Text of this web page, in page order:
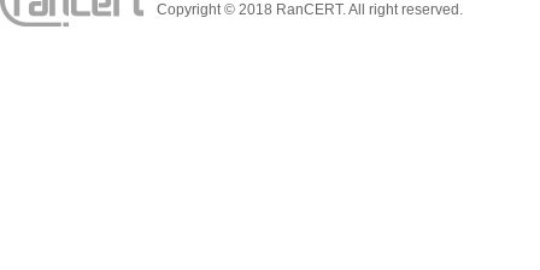
Copyright © 2018 RanCERT. All right reserved.